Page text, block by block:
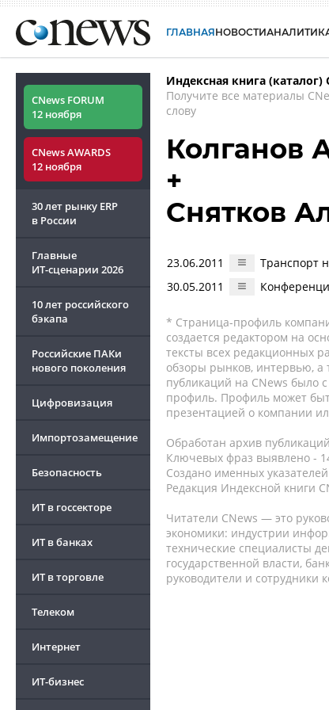
ГЛАВНАЯНОВОСТИ
CNews FORUM
12 ноября
CNews AWARDS
12 ноября
30 лет рынку ERP
в России
Главные
ИТ-сценарии 2026
10 лет российского
бэкапа
Российские ПАКи
нового поколения
Цифровизация
Импортозамещение
Безопасность
ИТ в госсекторе
ИТ в банках
ИТ в торговле
Телеком
Интернет
ИТ-бизнес
Индексная книга (каталог)
Получите все материалы
слову
Колганов
+
Снятков
23.06.2011
Транспорт
30.05.2011
* Страница-профиль
создается редактором на
тексты всех редакционных
обзоры рынков, интервью, а
публикаций на CNews было
профиль. Профиль может
презентацией о компании
Обработан архив
Ключевых фраз выявлено -
Создано именных
Редакция Индексной книги
Читатели CNews — это
экономики: индустрии
технические специалисты
государственной власти,
руководители и сотрудники